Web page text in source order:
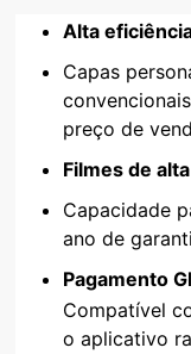
Alta
Capas
preço de
Filmes de
Capacidade
ano de
Pagamento
Compatível
o aplicativo